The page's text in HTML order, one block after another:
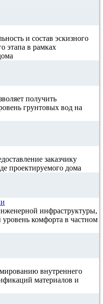
и состав эскизного
этапа в рамках
получить
грунтовых вод на
заказчику
проектируемого дома
инфраструктуры,
комфорта в частном
внутреннего
материалов и